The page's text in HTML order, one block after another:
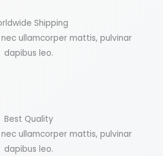
Shipping
ullamcorper mattis, pulvinar
dapibus leo.
Best Quality
ullamcorper mattis, pulvinar
dapibus leo.